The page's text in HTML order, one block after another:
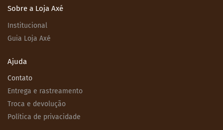
Sobre a Loja Axé
Institucional
Guia Loja Axé
Ajuda
Contato
Entrega e rastreamento
Troca e devolução
Política de privacidade